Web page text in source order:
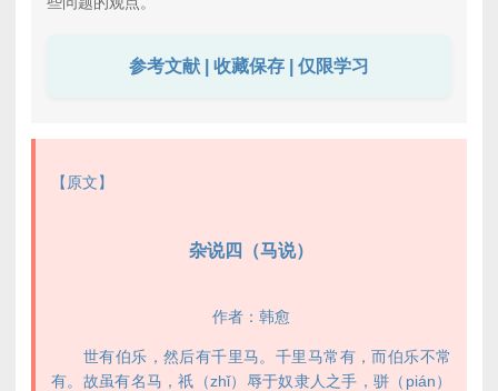
参考文献 | 收藏保存 | 仅限学习
【原文】
杂说四（马说）
作者：韩愈
世有伯乐，然后有千里马。千里马常有，而伯乐不常
有。故虽有名马，祇（zhǐ）辱于奴隶人之手，骈（pián）